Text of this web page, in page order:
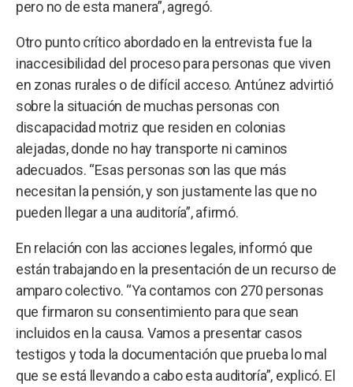
pero no de esta manera”, agregó.
Otro punto crítico abordado en la entrevista fue la
inaccesibilidad del proceso para personas que viven
en zonas rurales o de difícil acceso. Antúnez advirtió
sobre la situación de muchas personas con
discapacidad motriz que residen en colonias
alejadas, donde no hay transporte ni caminos
adecuados. “Esas personas son las que más
necesitan la pensión, y son justamente las que no
pueden llegar a una auditoría”, afirmó.
En relación con las acciones legales, informó que
están trabajando en la presentación de un recurso de
amparo colectivo. “Ya contamos con 270 personas
que firmaron su consentimiento para que sean
incluidos en la causa. Vamos a presentar casos
testigos y toda la documentación que prueba lo mal
que se está llevando a cabo esta auditoría”, explicó. El